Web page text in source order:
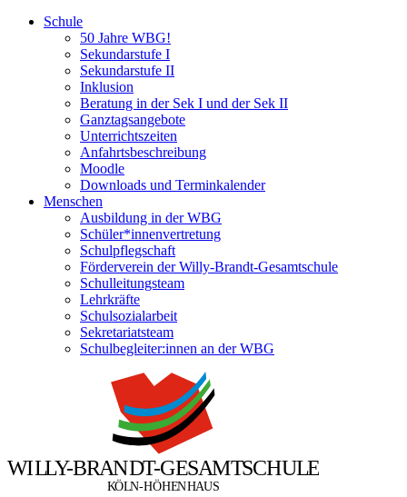
Schule
50 Jahre WBG!
Sekundarstufe I
Sekundarstufe II
Inklusion
Beratung in der Sek I und der Sek II
Ganztagsangebote
Unterrichtszeiten
Anfahrtsbeschreibung
Moodle
Downloads und Terminkalender
Menschen
Ausbildung in der WBG
Schüler*innenvertretung
Schulpflegschaft
Förderverein der Willy-Brandt-Gesamtschule
Schulleitungsteam
Lehrkräfte
Schulsozialarbeit
Sekretariatsteam
Schulbegleiter:innen an der WBG
WILLY-BRANDT-GESAMTSCHULE
KÖLN-HÖHENHAUS